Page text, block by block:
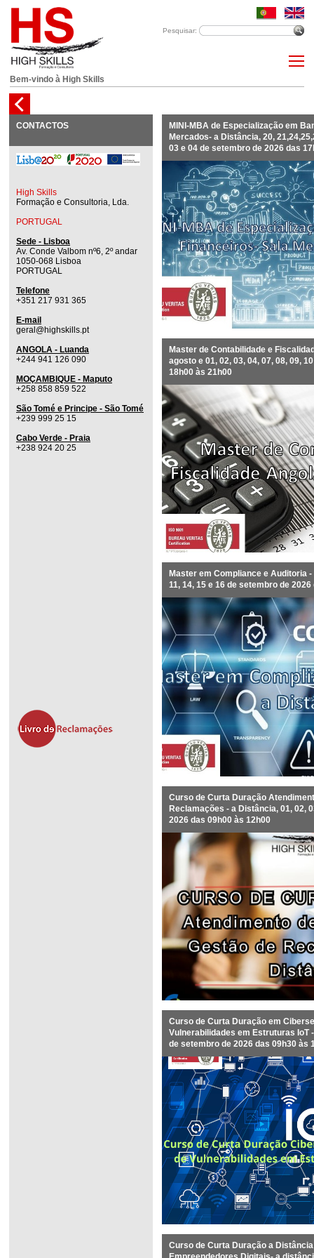
Pesquisar:
Bem-vindo à High Skills
CONTACTOS
High Skills
Formação e Consultoria, Lda.
PORTUGAL
Sede - Lisboa
Av. Conde Valbom nº6, 2º andar
1050-068 Lisboa
PORTUGAL
Telefone
+351 217 931 365
E-mail
geral@highskills.pt
ANGOLA - Luanda
+244 941 126 090
MOÇAMBIQUE - Maputo
+258 858 859 522
São Tomé e Principe - São Tomé
+239 999 25 15
Cabo Verde - Praia
+238 924 20 25
MINI-MBA de Especialização em
Mercados- a Distância, 20,
03 e 04 de setembro de 2026 das
Master de Contabilidade e
agosto e 01, 02, 03, 04, 07, 08, 09,
18h00 às 21h00
Master em Compliance e Auditoria -
11, 14, 15 e 16 de setembro de
Curso de Curta Duração
Reclamações - a Distância, 01, 02,
2026 das 09h00 às 12h00
Curso de Curta Duração em
Vulnerabilidades em Estruturas IoT
de setembro de 2026 das 09h30 às
Curso de Curta Duração a